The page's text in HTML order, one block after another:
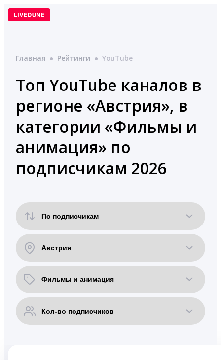
Перейти
Главная ● Рейтинги ● YouTube
Топ YouTube каналов в
регионе «Австрия», в
категории «Фильмы и
анимация» по
подписчикам 2026